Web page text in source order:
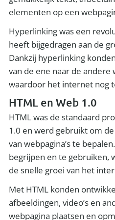
elementen op een
Hyperlinking was een
heeft bijgedragen aan de
Dankzij hyperlinking
van de ene naar de andere
waardoor het internet nog
HTML en Web 1.0
HTML was de standaard
1.0 en werd gebruikt om
van webpagina’s te
begrijpen en te gebruiken,
de snelle groei van het
Met HTML konden
afbeeldingen, video’s en
webpagina plaatsen en